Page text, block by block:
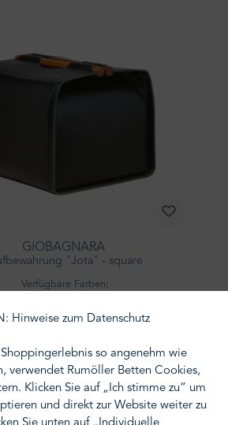
GIOBAGNARA
"Jota" - square
Verfügbare Farben:
ab 1.749,00 €
Hinweise zum Datenschutz
so angenehm wie
verwendet Rumöller Betten Cookies,
Klicken Sie auf „Ich stimme zu“ um
und direkt zur Website weiter zu